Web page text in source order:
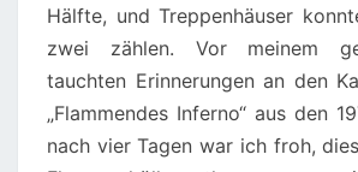
Hälfte, und Treppenhäuser
zwei zählen. Vor meinem
tauchten Erinnerungen an den
„Flammendes Inferno“ aus den
nach vier Tagen war ich froh,